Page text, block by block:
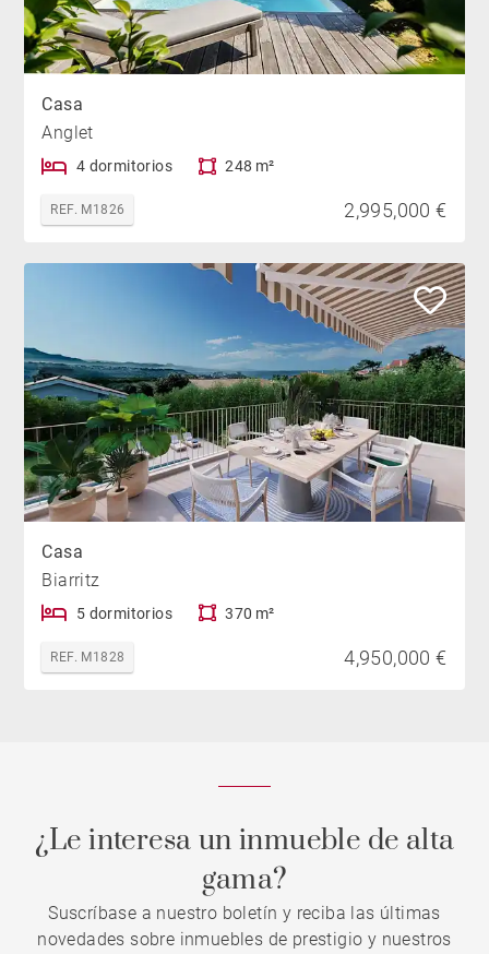
Casa
Anglet
4 dormitorios 248 m²
REF. M1826 2,995,000 €
Casa
Biarritz
5 dormitorios 370 m²
REF. M1828 4,950,000 €
¿Le interesa un inmueble de alta
gama?
Suscríbase a nuestro boletín y reciba las últimas
novedades sobre inmuebles de prestigio y nuestros